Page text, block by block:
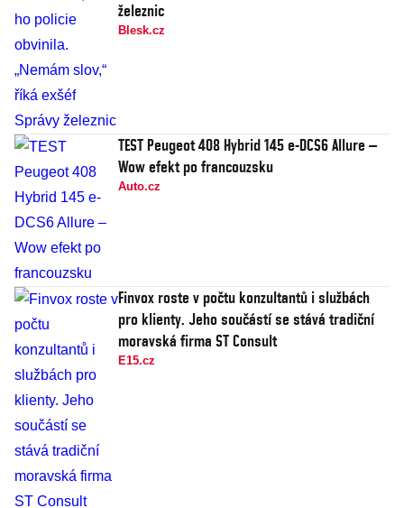
železnic
Blesk.cz
TEST Peugeot 408 Hybrid 145 e-DCS6 Allure –
Wow efekt po francouzsku
Auto.cz
Finvox roste v počtu konzultantů i službách
pro klienty. Jeho součástí se stává tradiční
moravská firma ST Consult
E15.cz